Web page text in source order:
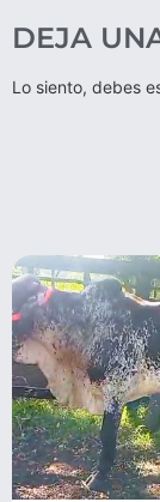
DEJA
Lo siento, debes